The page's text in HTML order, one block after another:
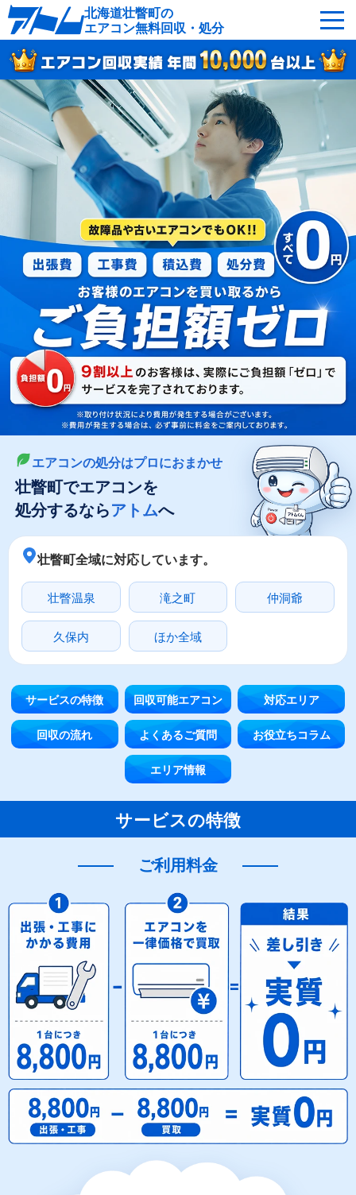
北海道壮瞥町の
エアコン無料回収・処分
サービスの特徴 回収可能なエアコン
対応エリア 回収の流れ
よくあるご質問 運営会社
壮瞥町へ無料出張
最短即日 お急ぎの方はこちら
050-5482-9461
受付：24時間年中無休（通話料無料）
LINEやメールでカンタン依頼
メールで回収依頼 LINEで回収依頼
エアコンの処分はプロにおまかせ
壮瞥町でエアコンを
処分するならアトムへ
壮瞥町全域に対応しています。
壮瞥温泉 滝之町 仲洞爺
久保内 ほか全域
サービスの特徴 回収可能エアコン 対応エリア
回収の流れ よくあるご質問 お役立ちコラム
エリア情報
サービスの特徴
ご利用料金